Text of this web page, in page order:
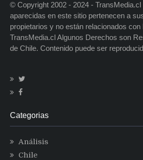
© Copyright 2002 - 2024 -
aparecidas en este sitio pertenecen a
propietarios y no están relacionados con
TransMedia.cl Algunos Derechos son
de Chile. Contenido puede ser
Categorias
Análisis
Chile